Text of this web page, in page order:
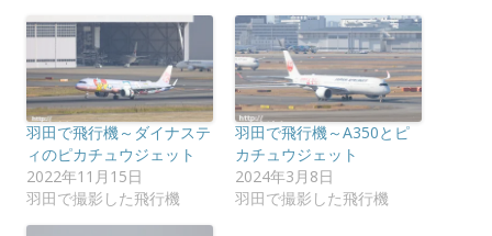
t
t
e
r
で
共
有
(
新
し
い
ウ
ィ
ン
ド
共
す
る
に
は
ク
リ
ッ
ク
し
て
く
だ
さ
羽田で飛行機～ダイナステ
ィのピカチュウジェット
2022年11月15日
羽田で撮影した飛行機
羽田で飛行機～A350とピ
カチュウジェット
2024年3月8日
羽田で撮影した飛行機